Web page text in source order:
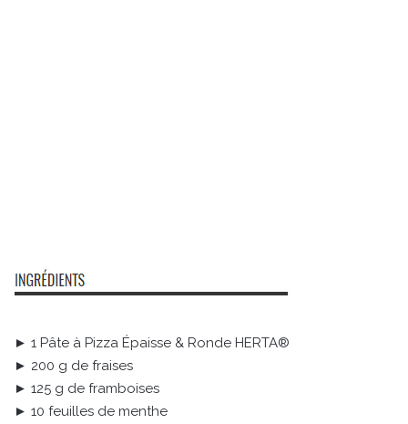
► 1 Pâte à Pizza Épaisse & Ronde HERTA®
► 200 g de fraises
► 125 g de framboises
► 10 feuilles de menthe